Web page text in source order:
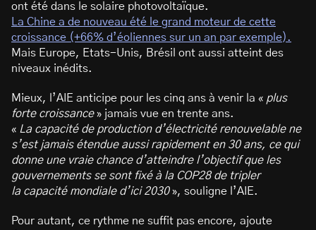
ont été dans le solaire photovoltaïque.
La Chine a de nouveau été le grand moteur de cette
croissance (+66% d’éoliennes sur un an par exemple).
Mais Europe, Etats-Unis, Brésil ont aussi atteint des
niveaux inédits.
Mieux, l’AIE anticipe pour les cinq ans à venir la « plus
forte croissance» jamais vue en trente ans.
« La capacité de production d’électricité renouvelable ne
s’est jamais étendue aussi rapidement en 30 ans, ce qui
donne une vraie chance d’atteindre l’objectif que les
gouvernements se sont fixé à la COP28 de tripler
la capacité mondiale d’ici 2030», souligne l’AIE.
Pour autant, ce rythme ne suffit pas encore, ajoute